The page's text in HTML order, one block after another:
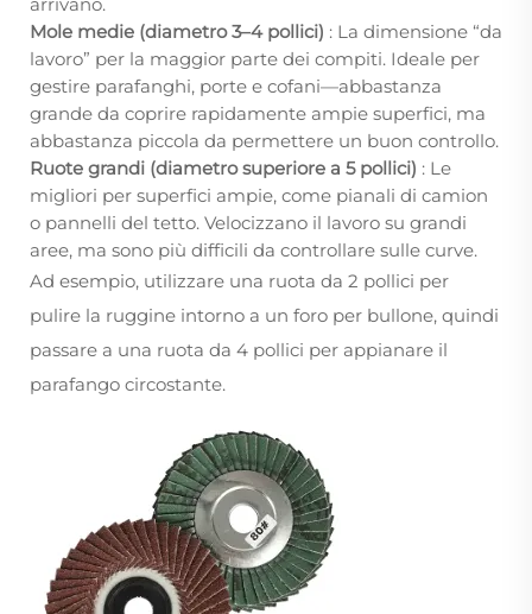
Mole medie (diametro 3–4 pollici) : La dimensione “da
lavoro” per la maggior parte dei compiti. Ideale per
gestire parafanghi, porte e cofani—abbastanza
grande da coprire rapidamente ampie superfici, ma
abbastanza piccola da permettere un buon controllo.
Ruote grandi (diametro superiore a 5 pollici) : Le
migliori per superfici ampie, come pianali di camion
o pannelli del tetto. Velocizzano il lavoro su grandi
aree, ma sono più difficili da controllare sulle curve.
Ad esempio, utilizzare una ruota da 2 pollici per
pulire la ruggine intorno a un foro per bullone, quindi
passare a una ruota da 4 pollici per appianare il
parafango circostante.